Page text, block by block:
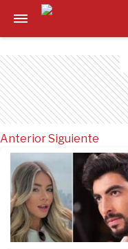
AnteriorSiguiente